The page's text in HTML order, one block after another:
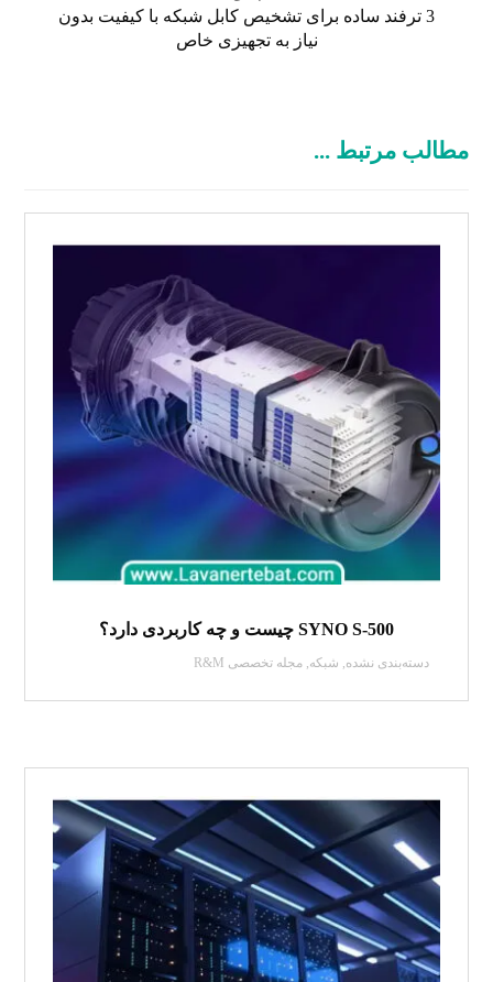
3 ترفند ساده برای تشخیص کابل شبکه با کیفیت بدون
نیاز به تجهیزی خاص
مطالب مرتبط ...
SYNO S-500 چیست و چه کاربردی دارد؟
دسته‌بندی نشده, شبکه,مجله تخصصی R&M